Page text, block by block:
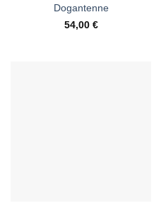
Dogantenne
54,00 €